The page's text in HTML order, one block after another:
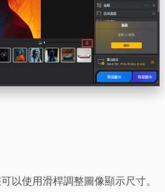
以使用滑桿調整圖像顯示尺寸。